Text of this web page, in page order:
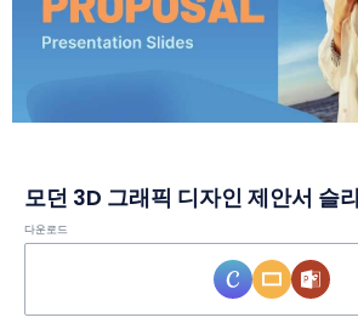
모던 3D 그래픽 디자인 제안서 슬
다운로드